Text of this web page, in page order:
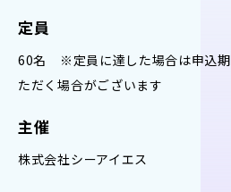
定員
60名 ※定員に達した場合は申込期
ただく場合がございます
主催
株式会社シーアイエス